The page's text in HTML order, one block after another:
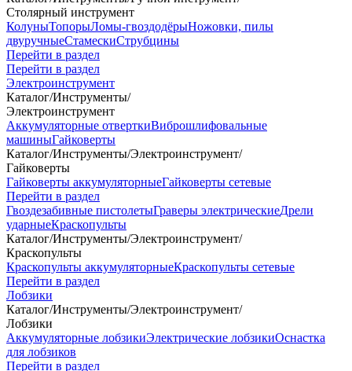
Столярный инструмент
КолуныТопорыЛомы-гвоздодёрыНожовки, пилы
двуручныеСтамескиСтрубцины
Перейти в раздел
Перейти в раздел
Электроинструмент
Каталог/Инструменты/
Электроинструмент
Аккумуляторные отверткиВиброшлифовальные
машиныГайковерты
Каталог/Инструменты/Электроинструмент/
Гайковерты
Гайковерты аккумуляторныеГайковерты сетевые
Перейти в раздел
Гвоздезабивные пистолетыГраверы электрическиеДрели
ударныеКраскопульты
Каталог/Инструменты/Электроинструмент/
Краскопульты
Краскопульты аккумуляторныеКраскопульты сетевые
Перейти в раздел
Лобзики
Каталог/Инструменты/Электроинструмент/
Лобзики
Аккумуляторные лобзикиЭлектрические лобзикиОснастка
для лобзиков
Перейти в раздел